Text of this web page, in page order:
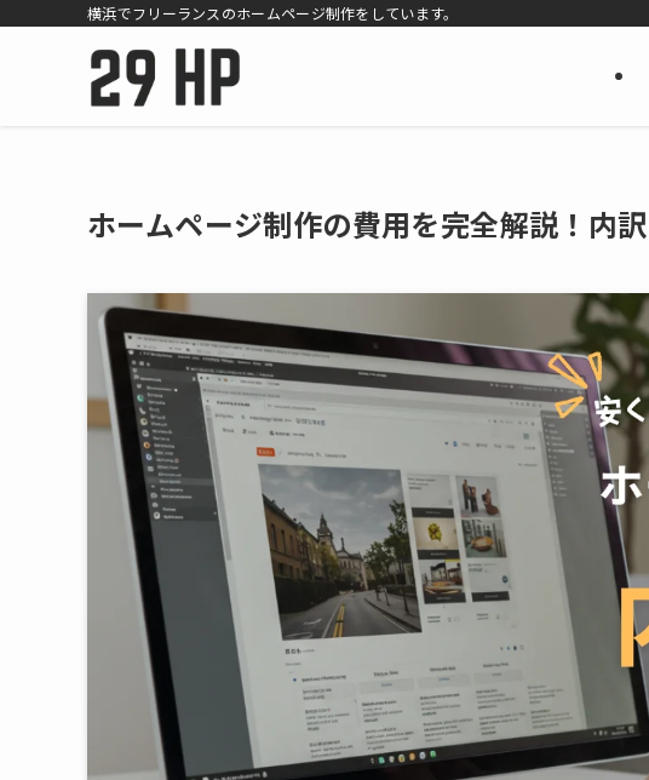
横浜でフリーランスのホームページ制作をしています。
ホームページ制作の費用を完全解説！内